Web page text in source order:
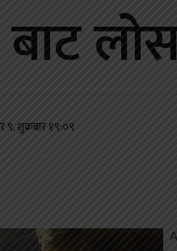
बाट
९, शुक्रबार १९:०९